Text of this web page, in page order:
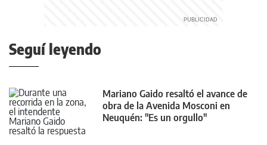
Seguí leyendo
Mariano Gaido resaltó el avance de
obra de la Avenida Mosconi en
Neuquén: "Es un orgullo"